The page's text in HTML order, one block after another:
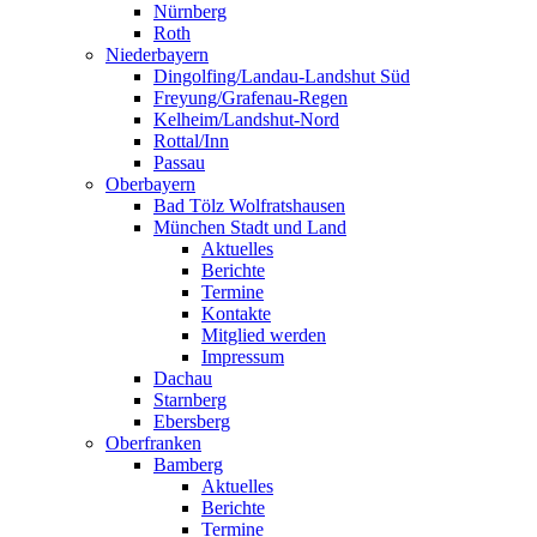
Nürnberg
Roth
Niederbayern
Dingolfing/Landau-Landshut Süd
Freyung/Grafenau-Regen
Kelheim/Landshut-Nord
Rottal/Inn
Passau
Oberbayern
Bad Tölz Wolfratshausen
München Stadt und Land
Aktuelles
Berichte
Termine
Kontakte
Mitglied werden
Impressum
Dachau
Starnberg
Ebersberg
Oberfranken
Bamberg
Aktuelles
Berichte
Termine